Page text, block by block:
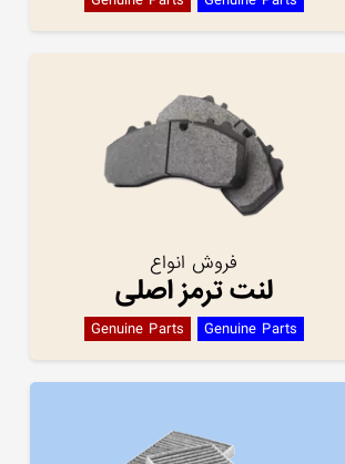
فروش انواع
لنت ترمز اصلی
Genuine Parts Genuine Parts